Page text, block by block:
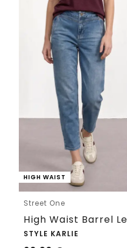
HIGH WAIST
Street One
STYLE KARLIE